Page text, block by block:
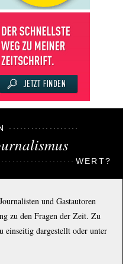
WERT?
und Gastautoren
zu den Fragen der Zeit. Zu
einseitig dargestellt oder unter